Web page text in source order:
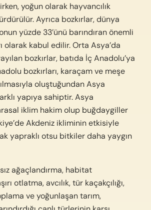
yoğun olarak hayvancılık
Ayrıca bozkırlar, dünya
yüzde 33’ünü barındıran önemli
olarak kabul edilir. Orta Asya’da
bozkırlar, batıda İç Anadolu’ya
bozkırları, karaçam ve meşe
oluştuğundan Asya
yapıya sahiptir. Asya
iklim hakim olup buğdaygiller
Akdeniz ikliminin etkisiyle
yapraklı otsu bitkiler daha yaygın
ağaçlandırma, habitat
otlatma, avcılık, tür kaçakçılığı,
ve yoğunlaşan tarım,